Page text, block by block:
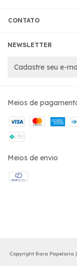
CONTATO
NEWSLETTER
Meios de
Meios de envio
Copyright Rara Papelaria |